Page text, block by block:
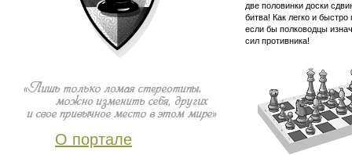
О портале
две половинки доски
битва! Как легко и
если бы полководцы
сил противника!